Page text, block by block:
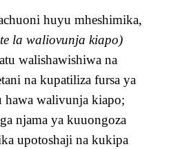
huyu mheshimika,
la waliovunja kiapo)
walishawishiwa na
na kupatiliza fursa ya
hawa walivunja kiapo;
njama ya kuuongoza
upotoshaji na kukipa